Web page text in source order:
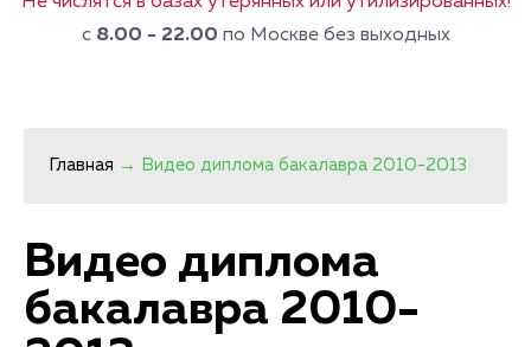
с 8.00 - 22.00 по Москве без выходных
Главная → Видео диплома бакалавра 2010-2013
Видео диплома
бакалавра 2010-